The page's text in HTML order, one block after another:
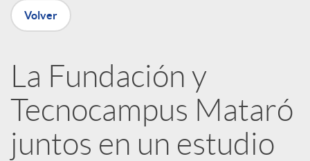
n
R
Volver
La Fundación y
Tecnocampus Mataró
juntos en un estudio